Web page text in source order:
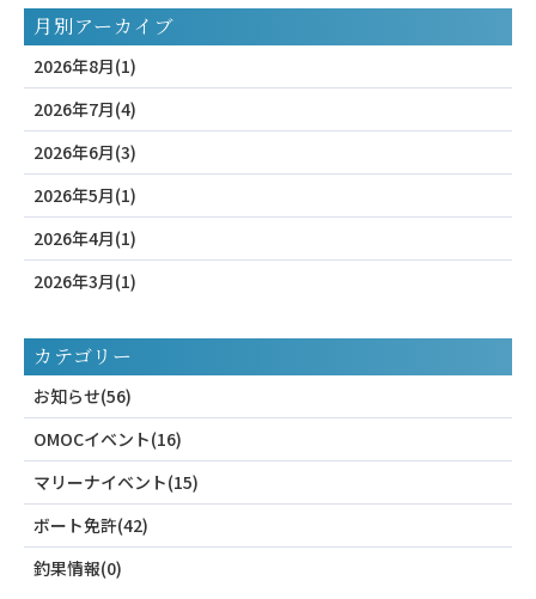
月別アーカイブ
2026年8月(1)
2026年7月(4)
2026年6月(3)
2026年5月(1)
2026年4月(1)
2026年3月(1)
カテゴリー
お知らせ(56)
OMOCイベント(16)
マリーナイベント(15)
ボート免許(42)
釣果情報(0)